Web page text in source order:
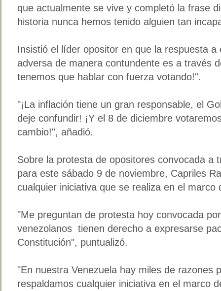
que actualmente se vive y completó la frase
historia nunca hemos tenido alguien tan
Insistió el líder opositor en que la respuesta
adversa de manera contundente es a través
tenemos que hablar con fuerza votando!".
"¡La inflación tiene un gran responsable, el
deje confundir! ¡Y el 8 de diciembre
cambio!", añadió.
Sobre la protesta de opositores convocada a
para este sábado 9 de noviembre, Capriles
cualquier iniciativa que se realiza en el marco
"Me preguntan de protesta hoy convocada
venezolanos tienen derecho a expresarse
Constitución", puntualizó.
"En nuestra Venezuela hay miles de razones
respaldamos cualquier iniciativa en el marco